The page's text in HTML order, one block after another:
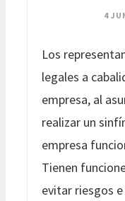
4
Los
legales a
empresa, al
realizar un
empresa
Tienen
evitar riesgos